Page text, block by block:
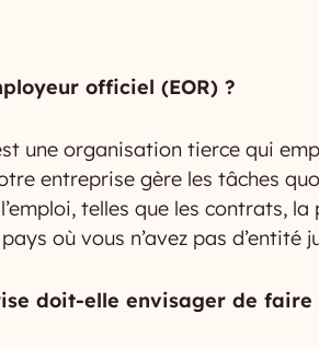
officiel (EOR) ?
une organisation tierce qui
entreprise gère les tâches
telles que les contrats,
où vous n’avez pas d’entité
doit-elle envisager de faire